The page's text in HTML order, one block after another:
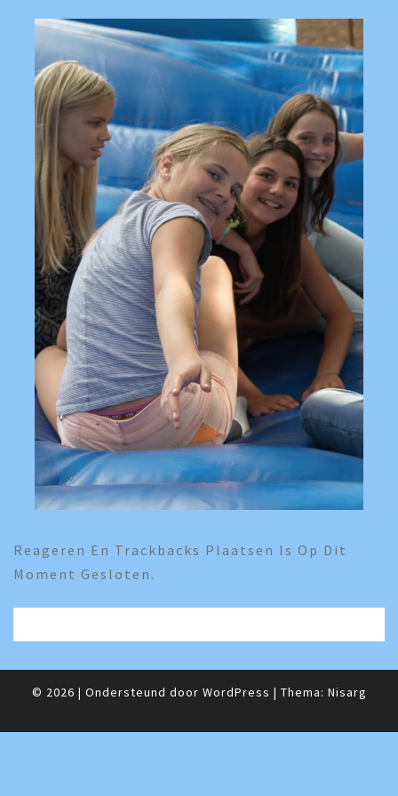
Reageren En Trackbacks Plaatsen Is Op Dit
Moment Gesloten.
© 2026 | Ondersteund door WordPress | Thema: Nisarg